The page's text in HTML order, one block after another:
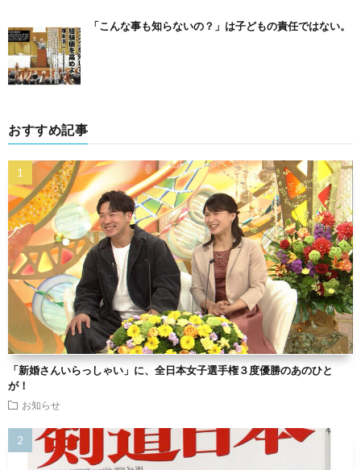
「こんな事も知らないの？」は子どもの責任ではない。
おすすめ記事
「新婚さんいらっしゃい」に、全日本女子選手権３度優勝のあのひと
が！
お知らせ